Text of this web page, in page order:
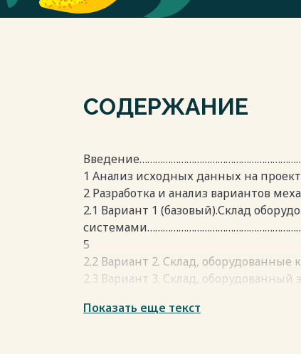
СОДЕРЖАНИЕ
1 Анализ исходных данных на
2 Разработка и анализ вариантов
2.1 Вариант 1 (базовый).Склад
5
2.2 Вариант 2. Склад,
2.3 Вариант 3. Склад, оборудованный
3.1 Разработка и анализ
Показать еще текст